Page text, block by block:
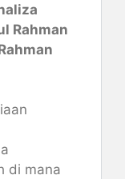
Rahman
di mana